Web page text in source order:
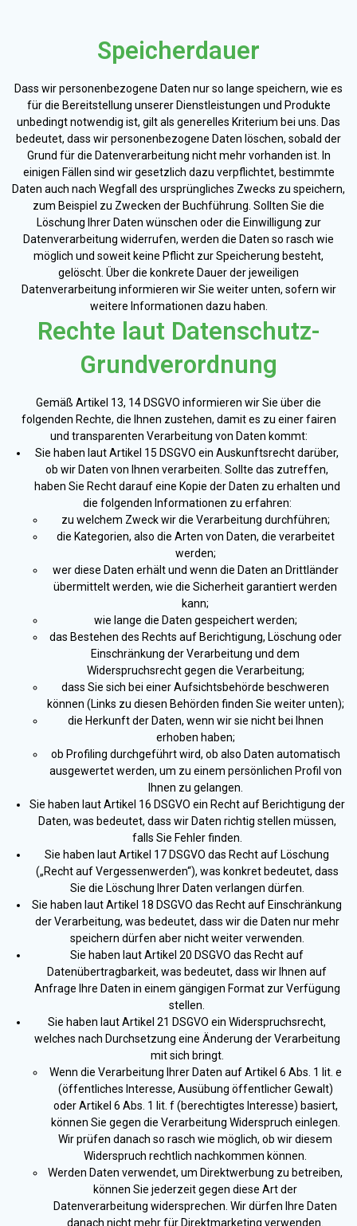
Speicherdauer
Dass wir personenbezogene Daten nur so lange speichern, wie es
für die Bereitstellung unserer Dienstleistungen und Produkte
unbedingt notwendig ist, gilt als generelles Kriterium bei uns. Das
bedeutet, dass wir personenbezogene Daten löschen, sobald der
Grund für die Datenverarbeitung nicht mehr vorhanden ist. In
einigen Fällen sind wir gesetzlich dazu verpflichtet, bestimmte
Daten auch nach Wegfall des ursprüngliches Zwecks zu speichern,
zum Beispiel zu Zwecken der Buchführung. Sollten Sie die
Löschung Ihrer Daten wünschen oder die Einwilligung zur
Datenverarbeitung widerrufen, werden die Daten so rasch wie
möglich und soweit keine Pflicht zur Speicherung besteht,
gelöscht. Über die konkrete Dauer der jeweiligen
Datenverarbeitung informieren wir Sie weiter unten, sofern wir
weitere Informationen dazu haben.
Rechte laut Datenschutz-
Grundverordnung
Gemäß Artikel 13, 14 DSGVO informieren wir Sie über die
folgenden Rechte, die Ihnen zustehen, damit es zu einer fairen
und transparenten Verarbeitung von Daten kommt:
Sie haben laut Artikel 15 DSGVO ein Auskunftsrecht darüber,
ob wir Daten von Ihnen verarbeiten. Sollte das zutreffen,
haben Sie Recht darauf eine Kopie der Daten zu erhalten und
die folgenden Informationen zu erfahren:
zu welchem Zweck wir die Verarbeitung durchführen;
die Kategorien, also die Arten von Daten, die verarbeitet
werden;
wer diese Daten erhält und wenn die Daten an Drittländer
übermittelt werden, wie die Sicherheit garantiert werden
kann;
wie lange die Daten gespeichert werden;
das Bestehen des Rechts auf Berichtigung, Löschung oder
Einschränkung der Verarbeitung und dem
Widerspruchsrecht gegen die Verarbeitung;
dass Sie sich bei einer Aufsichtsbehörde beschweren
können (Links zu diesen Behörden finden Sie weiter unten);
die Herkunft der Daten, wenn wir sie nicht bei Ihnen
erhoben haben;
ob Profiling durchgeführt wird, ob also Daten automatisch
ausgewertet werden, um zu einem persönlichen Profil von
Ihnen zu gelangen.
Sie haben laut Artikel 16 DSGVO ein Recht auf Berichtigung der
Daten, was bedeutet, dass wir Daten richtig stellen müssen,
falls Sie Fehler finden.
Sie haben laut Artikel 17 DSGVO das Recht auf Löschung
(„Recht auf Vergessenwerden“), was konkret bedeutet, dass
Sie die Löschung Ihrer Daten verlangen dürfen.
Sie haben laut Artikel 18 DSGVO das Recht auf Einschränkung
der Verarbeitung, was bedeutet, dass wir die Daten nur mehr
speichern dürfen aber nicht weiter verwenden.
Sie haben laut Artikel 20 DSGVO das Recht auf
Datenübertragbarkeit, was bedeutet, dass wir Ihnen auf
Anfrage Ihre Daten in einem gängigen Format zur Verfügung
stellen.
Sie haben laut Artikel 21 DSGVO ein Widerspruchsrecht,
welches nach Durchsetzung eine Änderung der Verarbeitung
mit sich bringt.
Wenn die Verarbeitung Ihrer Daten auf Artikel 6 Abs. 1 lit. e
(öffentliches Interesse, Ausübung öffentlicher Gewalt)
oder Artikel 6 Abs. 1 lit. f (berechtigtes Interesse) basiert,
können Sie gegen die Verarbeitung Widerspruch einlegen.
Wir prüfen danach so rasch wie möglich, ob wir diesem
Widerspruch rechtlich nachkommen können.
Werden Daten verwendet, um Direktwerbung zu betreiben,
können Sie jederzeit gegen diese Art der
Datenverarbeitung widersprechen. Wir dürfen Ihre Daten
danach nicht mehr für Direktmarketing verwenden.